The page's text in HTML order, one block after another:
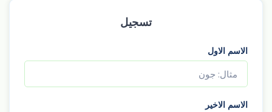
تسجيل
الاسم الاول
الاسم الاخير